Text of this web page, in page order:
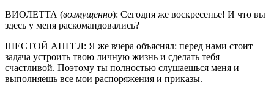
ВИОЛЕТТА (возмущенно): Сегодня же воскресенье! И что вы
здесь у меня раскомандовались?
ШЕСТОЙ АНГЕЛ: Я же вчера объяснял: перед нами стоит
задача устроить твою личную жизнь и сделать тебя
счастливой. Поэтому ты полностью слушаешься меня и
выполняешь все мои распоряжения и приказы.